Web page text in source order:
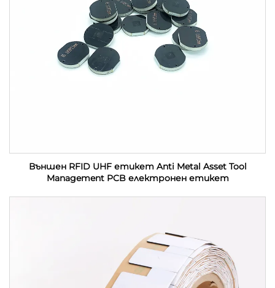
Външен RFID UHF етикет Anti Metal Asset Tool
Management PCB електронен етикет